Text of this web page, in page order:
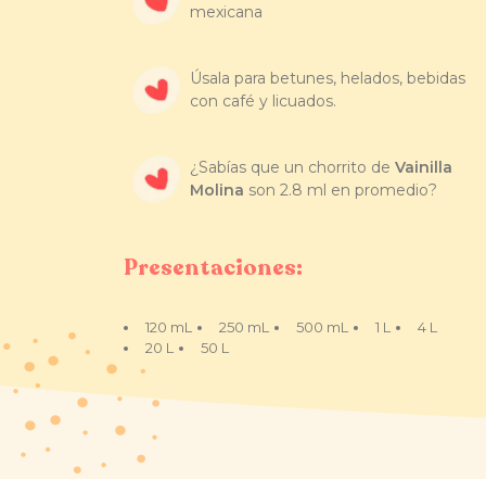
mexicana
Úsala para betunes, helados, bebidas
con café y licuados.
¿Sabías que un chorrito de Vainilla
Molina son 2.8 ml en promedio?
Presentaciones:
120 mL 250 mL 500 mL 1 L
4 L
20 L
50 L